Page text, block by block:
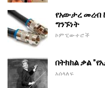
የአውታረ መረብ
ግንኙነት
ኮምፒውተሮች
በትክክል ቃል
አሰላለፍ